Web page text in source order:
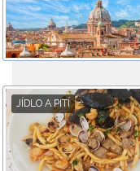
JÍDLO A PITÍ